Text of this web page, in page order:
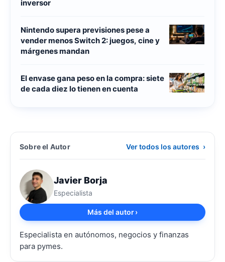
inversor
Nintendo supera previsiones pese a
vender menos Switch 2: juegos, cine y
márgenes mandan
El envase gana peso en la compra: siete
de cada diez lo tienen en cuenta
Sobre el Autor Ver todos los autores ›
Javier Borja
Especialista
Más del autor›
Especialista en autónomos, negocios y finanzas
para pymes.